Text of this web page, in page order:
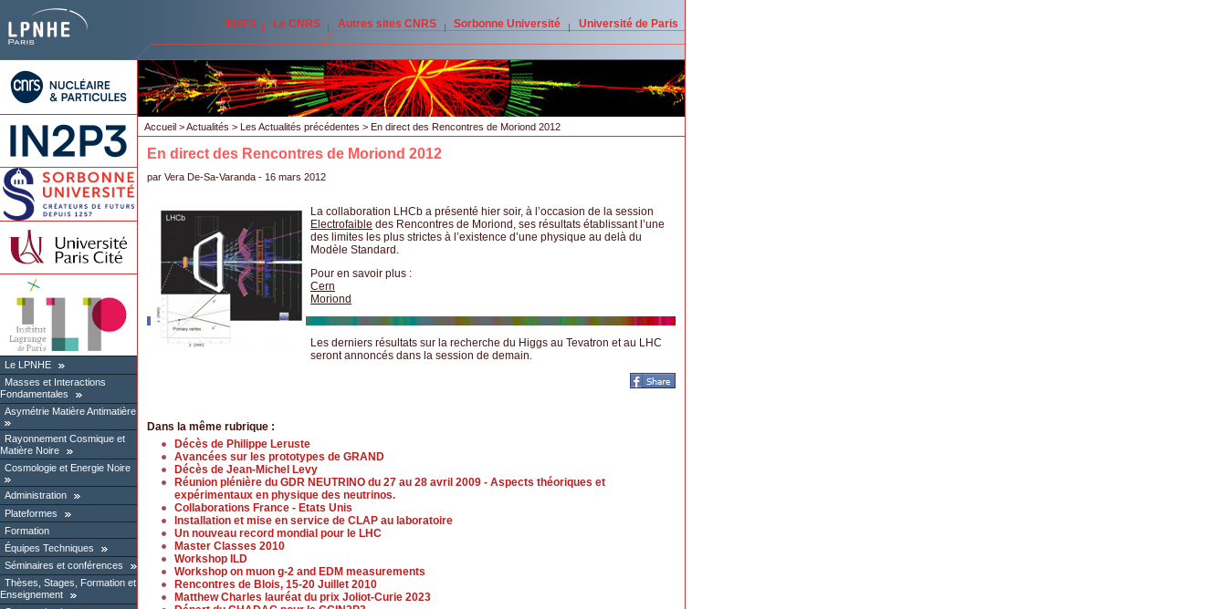
IN2P3 Le CNRS Autres sites CNRS Sorbonne Université Université de Paris
Le LPNHE
Masses et Interactions
Fondamentales
Asymétrie Matière Antimatière
Rayonnement Cosmique et
Matière Noire
Cosmologie et Energie Noire
Administration
Plateformes
Formation
Équipes Techniques
Séminaires et conférences
Thèses, Stages, Formation et
Enseignement
Accueil >Actualités > Les Actualités précédentes > En direct des Rencontres de Moriond 2012
En direct des Rencontres de Moriond 2012
par Vera De-Sa-Varanda - 16 mars 2012
La collaboration LHCb a présenté hier soir, à l’occasion de la session
Electrofaible des Rencontres de Moriond, ses résultats établissant l’une
des limites les plus strictes à l’existence d’une physique au delà du
Modèle Standard.
Pour en savoir plus :
Cern
Moriond
Les derniers résultats sur la recherche du Higgs au Tevatron et au LHC
seront annoncés dans la session de demain.
Dans la même rubrique :
Décès de Philippe Leruste
Avancées sur les prototypes de GRAND
Décès de Jean-Michel Levy
Réunion plénière du GDR NEUTRINO du 27 au 28 avril 2009 - Aspects théoriques et
expérimentaux en physique des neutrinos.
Collaborations France - Etats Unis
Installation et mise en service de CLAP au laboratoire
Un nouveau record mondial pour le LHC
Master Classes 2010
Workshop ILD
Workshop on muon g-2 and EDM measurements
Rencontres de Blois, 15-20 Juillet 2010
Matthew Charles lauréat du prix Joliot-Curie 2023